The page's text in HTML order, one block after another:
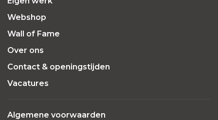
Webshop
Wall of Fame
Over ons
Contact & openingstijden
Vacatures
Algemene voorwaarden